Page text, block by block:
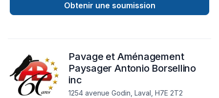
respectueux une entreprise à écoute de ses clients. Une
seule numéro à retenir 514 292-0071
Obtenir une soumission
Pavage et Aménagement
Paysager Antonio Borsellino
inc
1254 avenue Godin, Laval, H7E 2T2